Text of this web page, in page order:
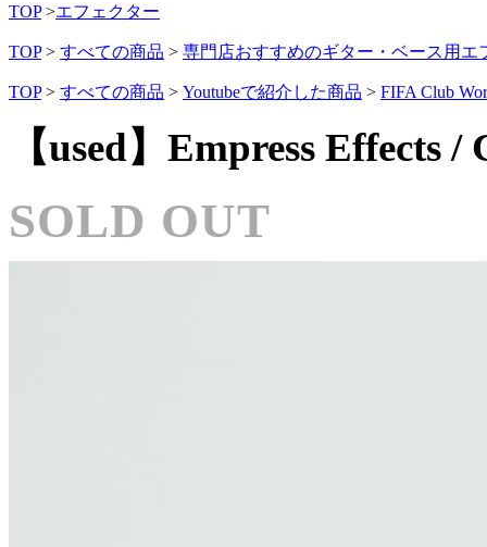
TOP >エフェクター
TOP > すべての商品 > 専門店おすすめのギター・ベース用エ
TOP > すべての商品 > Youtubeで紹介した商品 > FIFA Club
【used】Empress Effects
SOLD OUT